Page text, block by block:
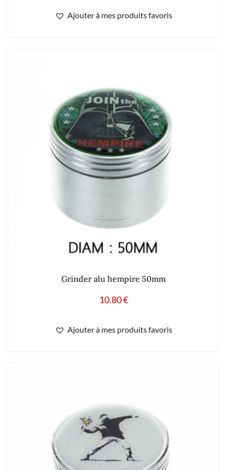
Ajouter à mes produits favoris
Grinder alu hempire 50mm
10.80€
Ajouter à mes produits favoris